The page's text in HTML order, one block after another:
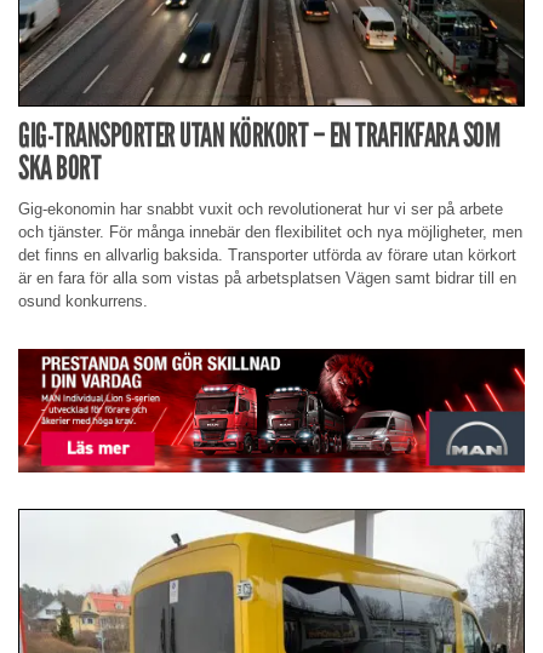
GIG-TRANSPORTER UTAN KÖRKORT – EN TRAFIKFARA SOM
SKA BORT
Gig-ekonomin har snabbt vuxit och revolutionerat hur vi ser på arbete
och tjänster. För många innebär den flexibilitet och nya möjligheter, men
det finns en allvarlig baksida. Transporter utförda av förare utan körkort
är en fara för alla som vistas på arbetsplatsen Vägen samt bidrar till en
osund konkurrens.